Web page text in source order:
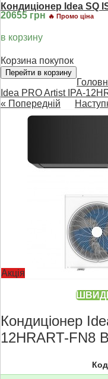
Кондиціонер Idea SQ
20655 грн 🔥 Промо ціна
в корзину
Корзина покупок
Перейти в корзину
Idea PRO Artist IPA-
« Попередній
Акція
Кондиціонер
12HRART-FN8